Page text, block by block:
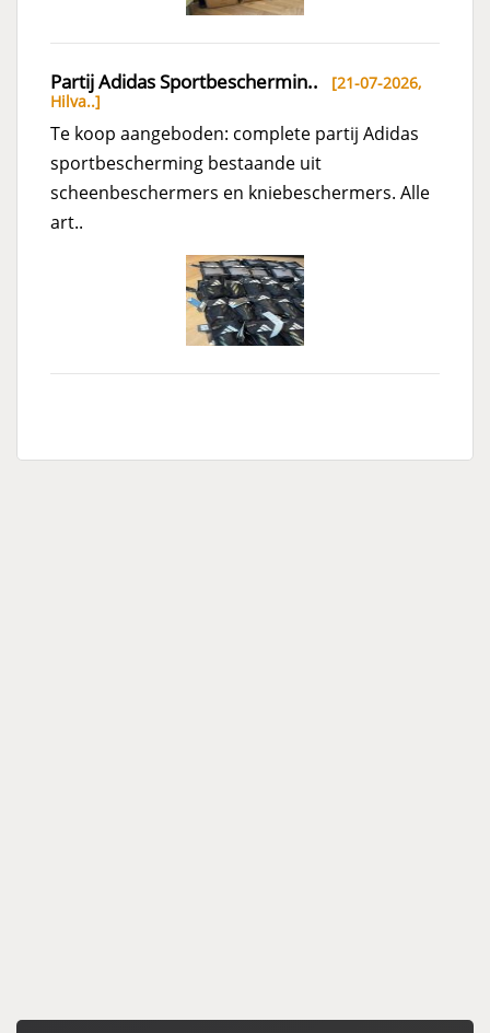
Partij Adidas Sportbeschermin.. [21-07-2026,
Hilva..]
Te koop aangeboden: complete partij Adidas
sportbescherming bestaande uit
scheenbeschermers en kniebeschermers. Alle
art..